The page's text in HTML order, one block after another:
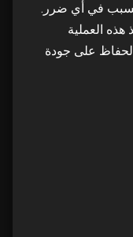
في أي ضرر.
العملية
على جودة